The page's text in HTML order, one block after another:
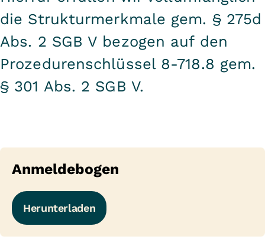
die Strukturmerkmale gem. § 275d
Abs. 2 SGB V bezogen auf den
Prozedurenschlüssel 8-718.8 gem.
§ 301 Abs. 2 SGB V.
Anmeldebogen
Herunterladen